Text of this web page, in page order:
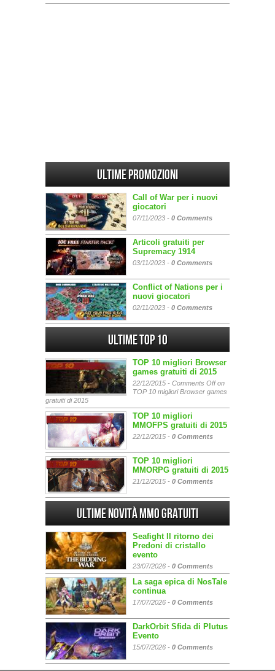
Ultime promozioni
Call of War per i nuovi
giocatori
07/11/2023 - 0 Comments
Articoli gratuiti per
Supremacy 1914
03/11/2023 - 0 Comments
Conflict of Nations per i
nuovi giocatori
02/11/2023 - 0 Comments
Ultime Top 10
TOP 10 migliori Browser
games gratuiti di 2015
22/12/2015 - Comments Offon
TOP 10 migliori Browser games
gratuiti di 2015
TOP 10 migliori
MMOFPS gratuiti di 2015
22/12/2015 - 0 Comments
TOP 10 migliori
MMORPG gratuiti di 2015
21/12/2015 - 0 Comments
Ultime Novità MMO gratuiti
Seafight Il ritorno dei
Predoni di cristallo
evento
23/07/2026 - 0 Comments
La saga epica di NosTale
continua
17/07/2026 - 0 Comments
DarkOrbit Sfida di Plutus
Evento
15/07/2026 - 0 Comments